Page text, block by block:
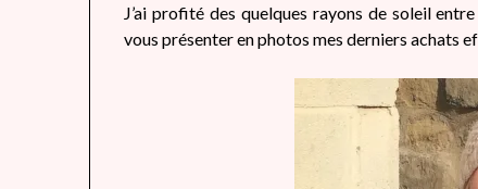
J’ai profité des quelques rayons de soleil
vous présenter en photos mes derniers achats